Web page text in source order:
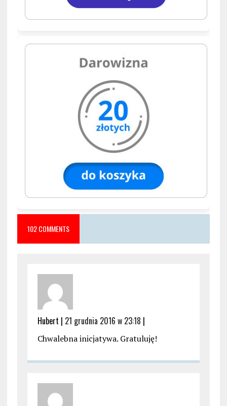
102 COMMENTS
Hubert | 21 grudnia 2016 w 23:18 |
Chwalebna inicjatywa. Gratuluję!